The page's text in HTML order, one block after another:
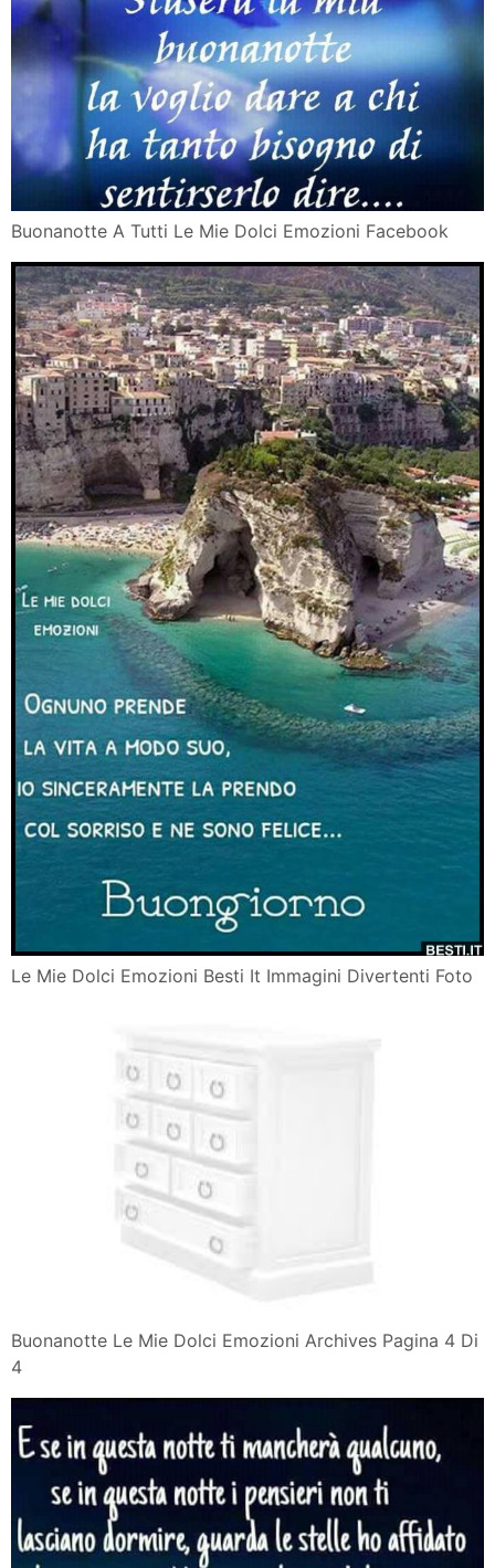
Buonanotte A Tutti Le Mie Dolci Emozioni Facebook
Le Mie Dolci Emozioni Besti It Immagini Divertenti Foto
Buonanotte Le Mie Dolci Emozioni Archives Pagina 4 Di
4